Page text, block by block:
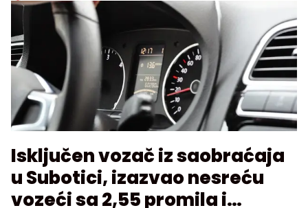
Isključen vozač iz saobraćaja
u Subotici, izazvao nesreću
vozeći sa 2,55 promila i